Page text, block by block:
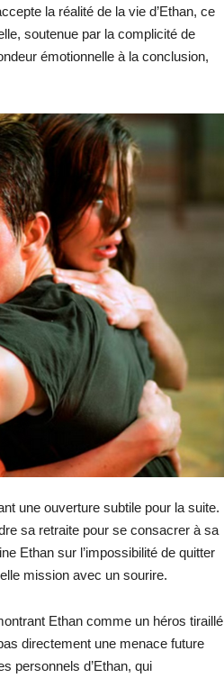
la réalité de la vie d’Ethan, ce
soutenue par la complicité de
émotionnelle à la conclusion,
une ouverture subtile pour la suite.
sa retraite pour se consacrer à sa
Ethan sur l’impossibilité de quitter
mission avec un sourire.
Ethan comme un héros tiraillé
directement une menace future
personnels d’Ethan, qui